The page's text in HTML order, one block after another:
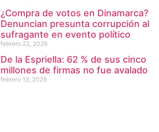
¿Compra de votos en Dinamarca?
Denuncian presunta corrupción al
sufragante en evento político
febrero 22, 2026
De la Espriella: 62 % de sus cinco
millones de firmas no fue avalado
febrero 12, 2026